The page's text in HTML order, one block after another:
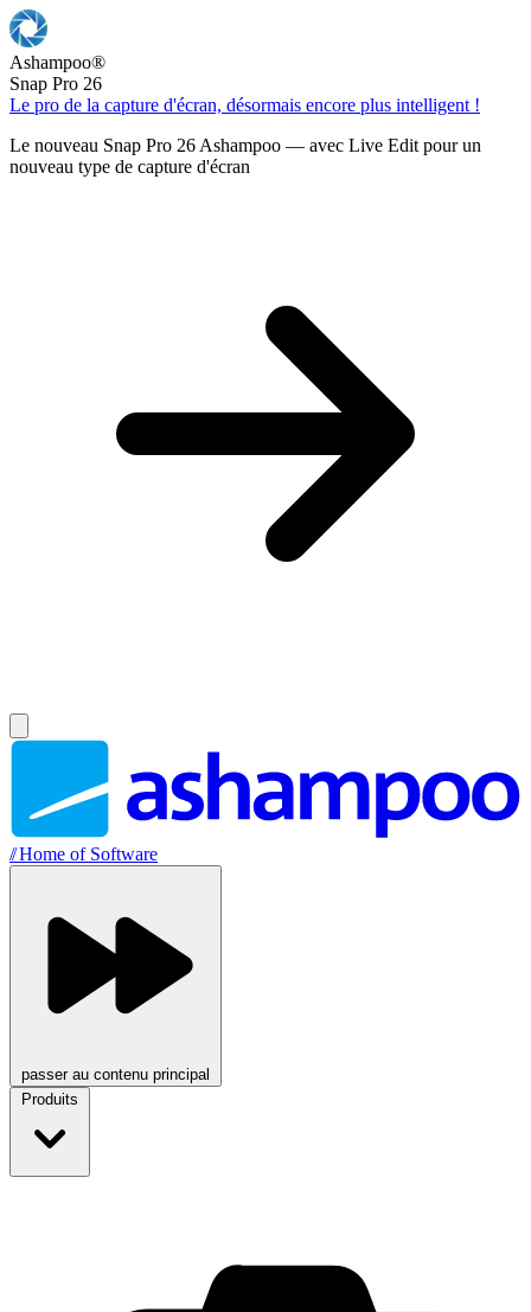
Ashampoo®
Snap Pro 26
Le pro de la capture d'écran, désormais encore plus intelligent !
Le nouveau Snap Pro 26 Ashampoo — avec Live Edit pour un
nouveau type de capture d'écran
//Home of Software
passer au contenu principal
Produits